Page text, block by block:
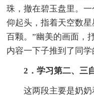
珠，撤在碧玉盘里。
仰起头，指着天空数
百颗。”幽美的画面，
内容一下子推到了同学
2．学习第二、三
这两段主要是奶奶